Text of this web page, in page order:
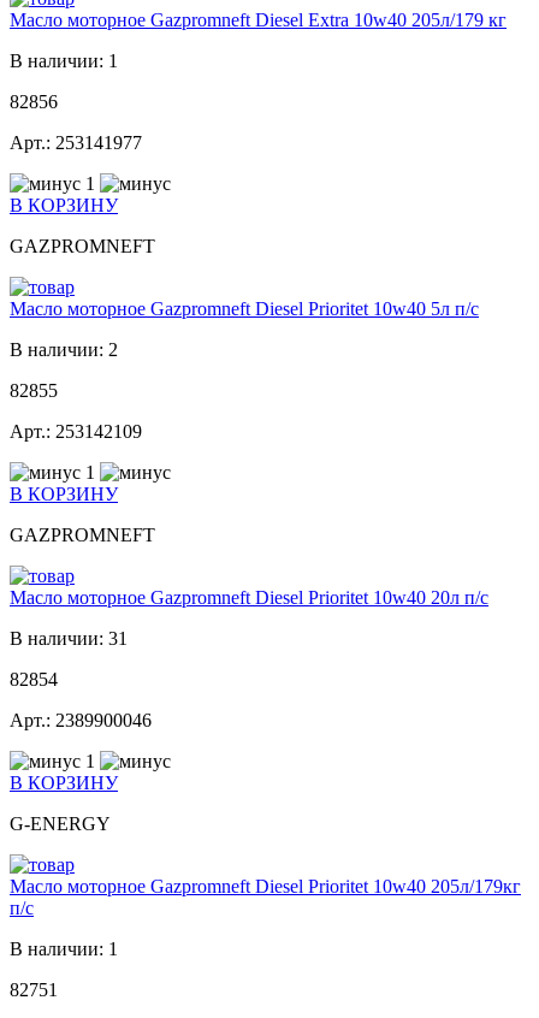
Масло моторное Gazpromneft Diesel Extra 10w40 205л/179 кг
В наличии: 1
82856
Арт.: 253141977
1
В КОРЗИНУ
GAZPROMNEFT
Масло моторное Gazpromneft Diesel Prioritet 10w40 5л п/с
В наличии: 2
82855
Арт.: 253142109
1
В КОРЗИНУ
GAZPROMNEFT
Масло моторное Gazpromneft Diesel Prioritet 10w40 20л п/с
В наличии: 31
82854
Арт.: 2389900046
1
В КОРЗИНУ
G-ENERGY
Масло моторное Gazpromneft Diesel Prioritet 10w40 205л/179кг
п/с
В наличии: 1
82751